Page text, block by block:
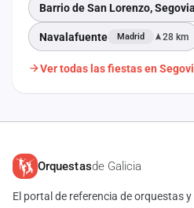
Barrio de San Lorenzo, Segovia
Navalafuente Madrid 28 km
Ver todas las fiestas en
Orquestasde Galicia
El portal de referencia de orquestas